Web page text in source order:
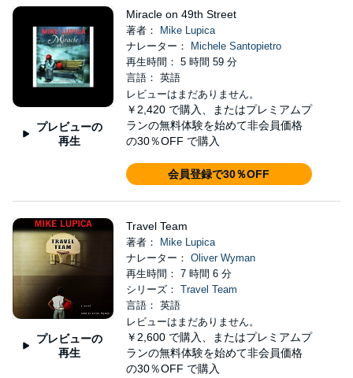
プレビューの
再生
Miracle on 49th Street
著者：
Mike Lupica
ナレーター：
Michele Santopietro
再生時間： 5 時間 59 分
言語： 英語
レビューはまだありません。
￥2,420 で購入、またはプレミアムプ
ランの無料体験を始めて非会員価格
の30％OFF で購入
会員登録で30％OFF
プレビューの
再生
Travel Team
著者：
Mike Lupica
ナレーター： Oliver Wyman
再生時間： 7 時間 6 分
シリーズ： Travel Team
言語： 英語
レビューはまだありません。
￥2,600 で購入、またはプレミアムプ
ランの無料体験を始めて非会員価格
の30％OFF で購入